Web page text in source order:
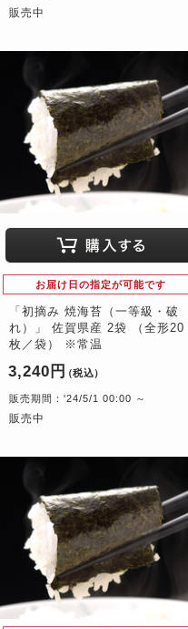
販売中
お届け日の指定が可能です
「初摘み 焼海苔（一等級・破
れ）」 佐賀県産 2袋 （全形20
枚／袋） ※常温
3,240円 （税込）
販売期間：'24/5/1 00:00 ～
販売中